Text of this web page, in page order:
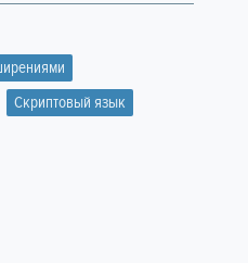
Скриптовый язык